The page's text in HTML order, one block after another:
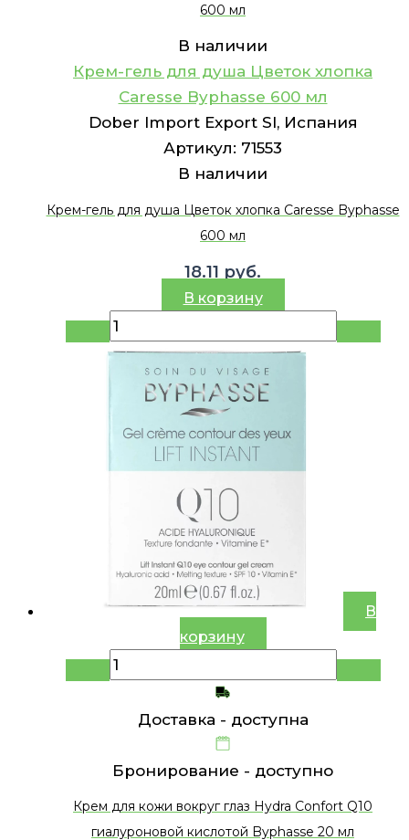
600 мл
В наличии
Крем-гель для душа Цветок хлопка
Caresse Byphasse 600 мл
Dober Import Export Sl, Испания
Артикул: 71553
В наличии
Крем-гель для душа Цветок хлопка Caresse Byphasse
600 мл
18.11 руб.
В корзину
В
корзину
Доставка - доступна
Бронирование - доступно
Крем для кожи вокруг глаз Hydra Confort Q10
гиалуроновой кислотой Byphasse 20 мл